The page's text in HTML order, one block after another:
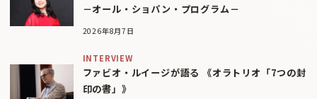
－オール・ショパン・プログラム－
2026年8月7日
INTERVIEW
ファビオ・ルイージが語る 《オラトリオ「7つの封
印の書」》